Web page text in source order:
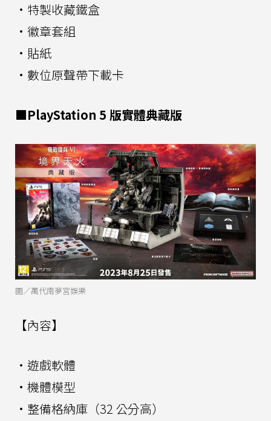
·特製收藏鐵盒
·徽章套組
·貼紙
·數位原聲帶下載卡
■PlayStation 5 版實體典藏版
圖／萬代南夢宮娛樂
【內容】
·遊戲軟體
·機體模型
·整備格納庫（32 公分高）